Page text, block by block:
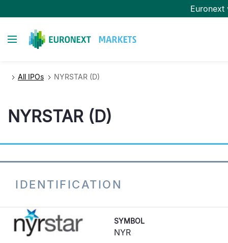
para
conteúdo
Toggle navigation
All IPOs NYRSTAR (D)
NYRSTAR (D)
IDENTIFICATION
SYMBOL
NYR